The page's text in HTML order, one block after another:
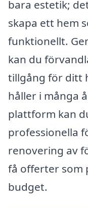
bara estetik;
skapa ett hem
funktionellt.
kan du
tillgång för ditt
håller i många
plattform kan
professionella
renovering av
få offerter som
budget.